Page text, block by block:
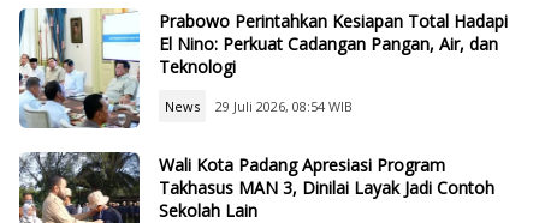
Prabowo Perintahkan Kesiapan Total Hadapi
El Nino: Perkuat Cadangan Pangan, Air, dan
Teknologi
News 29 Juli 2026, 08:54 WIB
Wali Kota Padang Apresiasi Program
Takhasus MAN 3, Dinilai Layak Jadi Contoh
Sekolah Lain